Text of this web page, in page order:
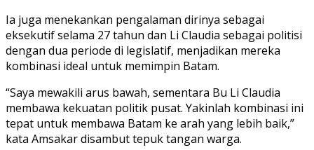
Ia juga menekankan pengalaman dirinya sebagai
eksekutif selama 27 tahun dan Li Claudia sebagai politisi
dengan dua periode di legislatif, menjadikan mereka
kombinasi ideal untuk memimpin Batam.
“Saya mewakili arus bawah, sementara Bu Li Claudia
membawa kekuatan politik pusat. Yakinlah kombinasi ini
tepat untuk membawa Batam ke arah yang lebih baik,”
kata Amsakar disambut tepuk tangan warga.